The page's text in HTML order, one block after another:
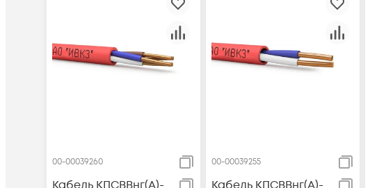
00-00039260 00-00039255